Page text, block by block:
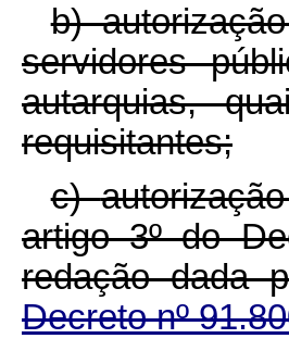
b)
servidores
autarquias,
requisitantes;
c)
artigo 3º do
redação dada
Decreto nº